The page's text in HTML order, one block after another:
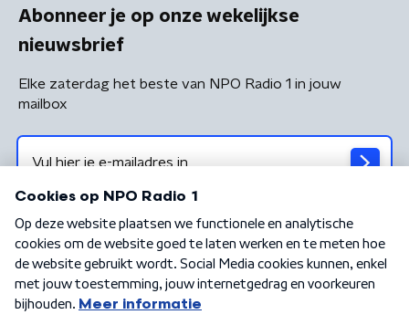
Abonneer je op onze wekelijkse
nieuwsbrief
Elke zaterdag het beste van NPO Radio 1 in jouw
mailbox
Algemene voorwaarden